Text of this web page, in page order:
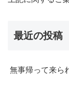
最近の投稿
無事帰って来ら